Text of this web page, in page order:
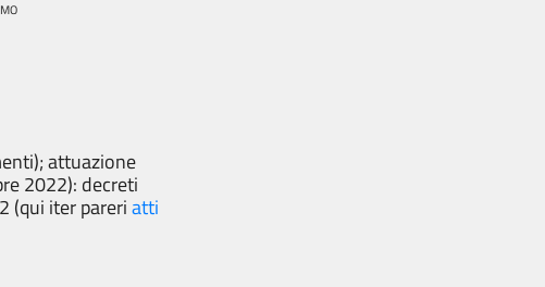
attuazione
2022): decreti
(qui iter pareriatti